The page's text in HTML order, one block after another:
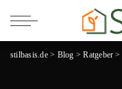
stilbasis.de> Blog >Ratgeber >